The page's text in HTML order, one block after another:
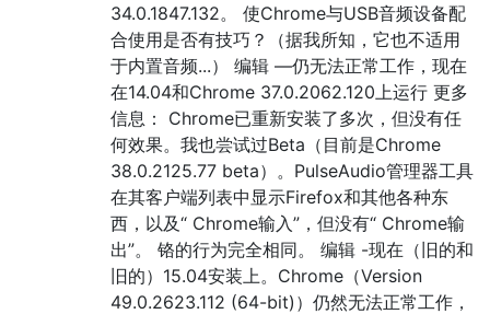
34.0.1847.132。 使Chrome与USB音频设备配
合使用是否有技巧？（据我所知，它也不适用
于内置音频...） 编辑 —仍无法正常工作，现在
在14.04和Chrome 37.0.2062.120上运行 更多
信息： Chrome已重新安装了多次，但没有任
何效果。我也尝试过Beta（目前是Chrome
38.0.2125.77 beta）。PulseAudio管理器工具
在其客户端列表中显示Firefox和其他各种东
西，以及“ Chrome输入”，但没有“ Chrome输
出”。 铬的行为完全相同。 编辑 -现在（旧的和
旧的）15.04安装上。Chrome（Version
49.0.2623.112 (64-bit)）仍然无法正常工作，